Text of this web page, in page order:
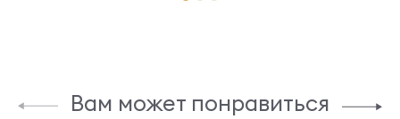
Вам может понравиться